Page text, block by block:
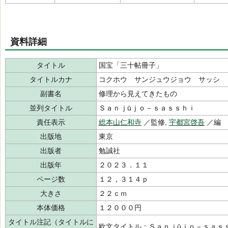
資料詳細
タイトル
国宝「三十帖冊子」
タイトルカナ
コクホウ サンジュウジョウ サッシ
副書名
修理から見えてきたもの
並列タイトル
Ｓａｎｊūｊｏ－ｓａｓｓｈｉ
責任表示
総本山仁和寺 ／監修, 宇都宮啓吾 ／編
出版地
東京
出版者
勉誠社
出版年
２０２３．１１
ページ数
１２，３１４ｐ
大きさ
２２ｃｍ
本体価格
１２０００円
タイトル注記（タイトルに